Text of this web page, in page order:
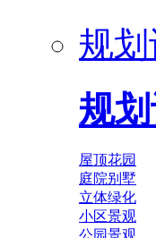
规
规
屋顶花园
庭院别墅
立体绿化
小区景观
公园景观